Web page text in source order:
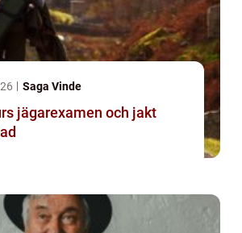
Saga Vinde
jägarexamen och jakt